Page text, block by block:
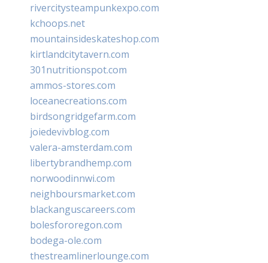
rivercitysteampunkexpo.com
kchoops.net
mountainsideskateshop.com
kirtlandcitytavern.com
301nutritionspot.com
ammos-stores.com
loceanecreations.com
birdsongridgefarm.com
joiedevivblog.com
valera-amsterdam.com
libertybrandhemp.com
norwoodinnwi.com
neighboursmarket.com
blackanguscareers.com
bolesfororegon.com
bodega-ole.com
thestreamlinerlounge.com